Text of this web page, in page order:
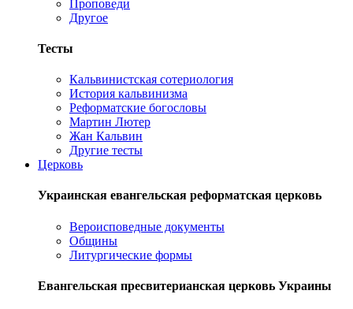
Проповеди
Другое
Тесты
Кальвинистская сотериология
История кальвинизма
Реформатские богословы
Мартин Лютер
Жан Кальвин
Другие тесты
Церковь
Украинская евангельская реформатская церковь
Вероисповедные документы
Общины
Литургические формы
Евангельская пресвитерианская церковь Украины